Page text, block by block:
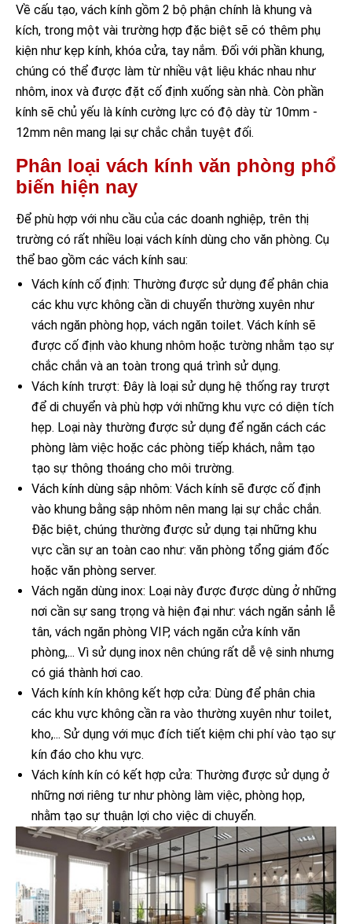
Về cấu tạo, vách kính gồm 2 bộ phận chính là khung và
kích, trong một vài trường hợp đặc biệt sẽ có thêm phụ
kiện như kẹp kính, khóa cửa, tay nắm. Đối với phần khung,
chúng có thể được làm từ nhiều vật liệu khác nhau như
nhôm, inox và được đặt cố định xuống sàn nhà. Còn phần
kính sẽ chủ yếu là kính cường lực có độ dày từ 10mm -
12mm nên mang lại sự chắc chắn tuyệt đối.
Phân loại vách kính văn phòng phổ
biến hiện nay
Để phù hợp với nhu cầu của các doanh nghiệp, trên thị
trường có rất nhiều loại vách kính dùng cho văn phòng. Cụ
thể bao gồm các vách kính sau:
Vách kính cố định: Thường được sử dụng để phân chia
các khu vực không cần di chuyển thường xuyên như
vách ngăn phòng họp, vách ngăn toilet. Vách kính sẽ
được cố định vào khung nhôm hoặc tường nhằm tạo sự
chắc chắn và an toàn trong quá trình sử dụng.
Vách kính trượt: Đây là loại sử dụng hệ thống ray trượt
để di chuyển và phù hợp với những khu vực có diện tích
hẹp. Loại này thường được sử dụng để ngăn cách các
phòng làm việc hoặc các phòng tiếp khách, nằm tạo
tạo sự thông thoáng cho môi trường.
Vách kính dùng sập nhôm: Vách kính sẽ được cố định
vào khung bằng sập nhôm nên mang lại sự chắc chắn.
Đặc biệt, chúng thường được sử dụng tại những khu
vực cần sự an toàn cao như: văn phòng tổng giám đốc
hoặc văn phòng server.
Vách ngăn dùng inox: Loại này được được dùng ở những
nơi cần sự sang trọng và hiện đại như: vách ngăn sảnh lễ
tân, vách ngăn phòng VIP, vách ngăn cửa kính văn
phòng,... Vì sử dụng inox nên chúng rất dễ vệ sinh nhưng
có giá thành hơi cao.
Vách kính kín không kết hợp cửa: Dùng để phân chia
các khu vực không cần ra vào thường xuyên như toilet,
kho,... Sử dụng với mục đích tiết kiệm chi phí vào tạo sự
kín đáo cho khu vực.
Vách kính kín có kết hợp cửa: Thường được sử dụng ở
những nơi riêng tư như phòng làm việc, phòng họp,
nhằm tạo sự thuận lợi cho việc di chuyển.